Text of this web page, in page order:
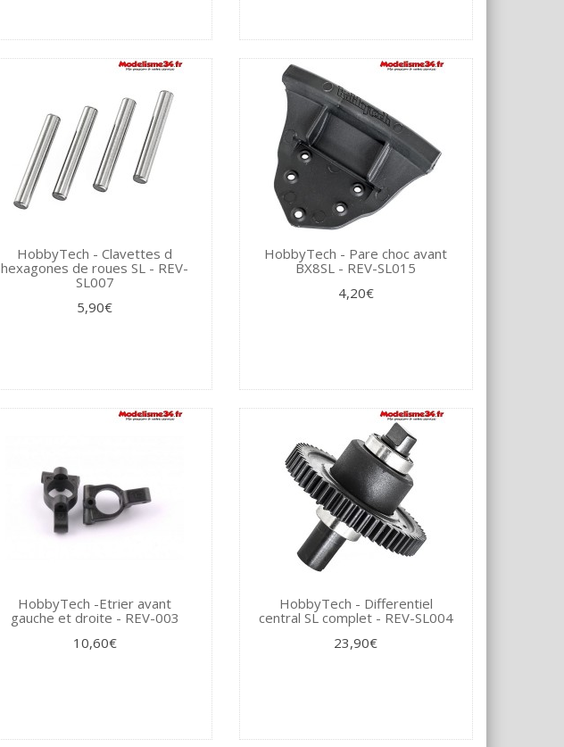
HobbyTech - Clavettes d
hexagones de roues SL - REV-
SL007
5,90€
HobbyTech - Pare choc avant
BX8SL - REV-SL015
4,20€
HobbyTech -Etrier avant
gauche et droite - REV-003
10,60€
HobbyTech - Differentiel
central SL complet - REV-SL004
23,90€